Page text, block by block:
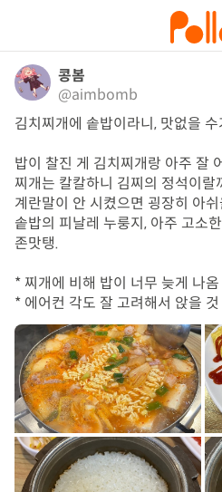
콩봄
@aimbomb
김치찌개에 솥밥이라니, 맛없을 수
밥이 찰진 게 김치찌개랑 아주 잘
찌개는 칼칼하니 김찌의 정석이랄
계란말이 안 시켰으면 굉장히 아
솥밥의 피날레 누룽지, 아주 고소
존맛탱.
* 찌개에 비해 밥이 너무 늦게 나옴
* 에어컨 각도 잘 고려해서 앉을